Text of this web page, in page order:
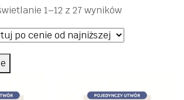
1–12 z 27 wynikówPosortowane
według
ceny:
do